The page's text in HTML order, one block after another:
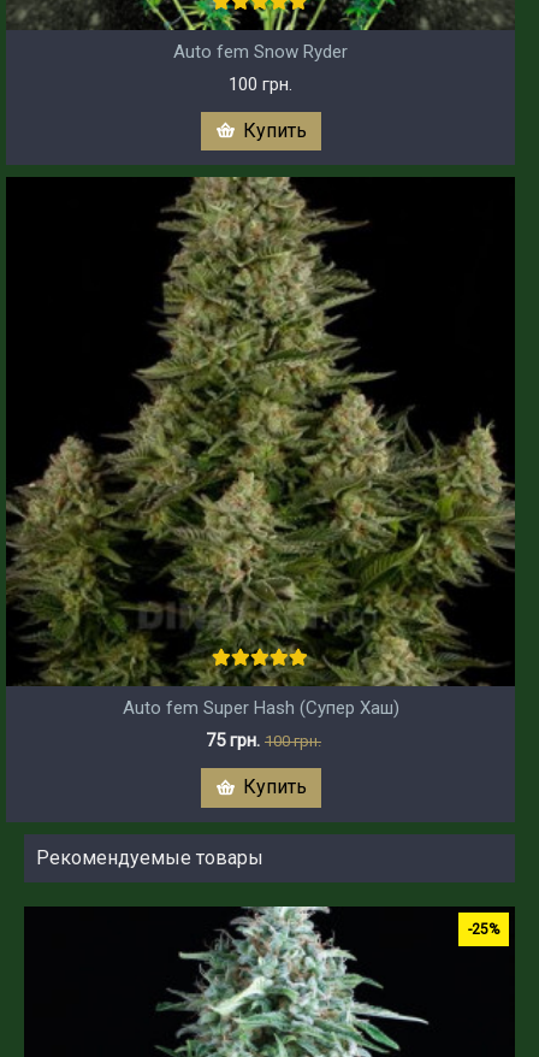
Auto fem Snow Ryder
100 грн.
Купить
Auto fem Super Hash (Супер Хаш)
75 грн. 100 грн.
Купить
Рекомендуемые товары
-25%